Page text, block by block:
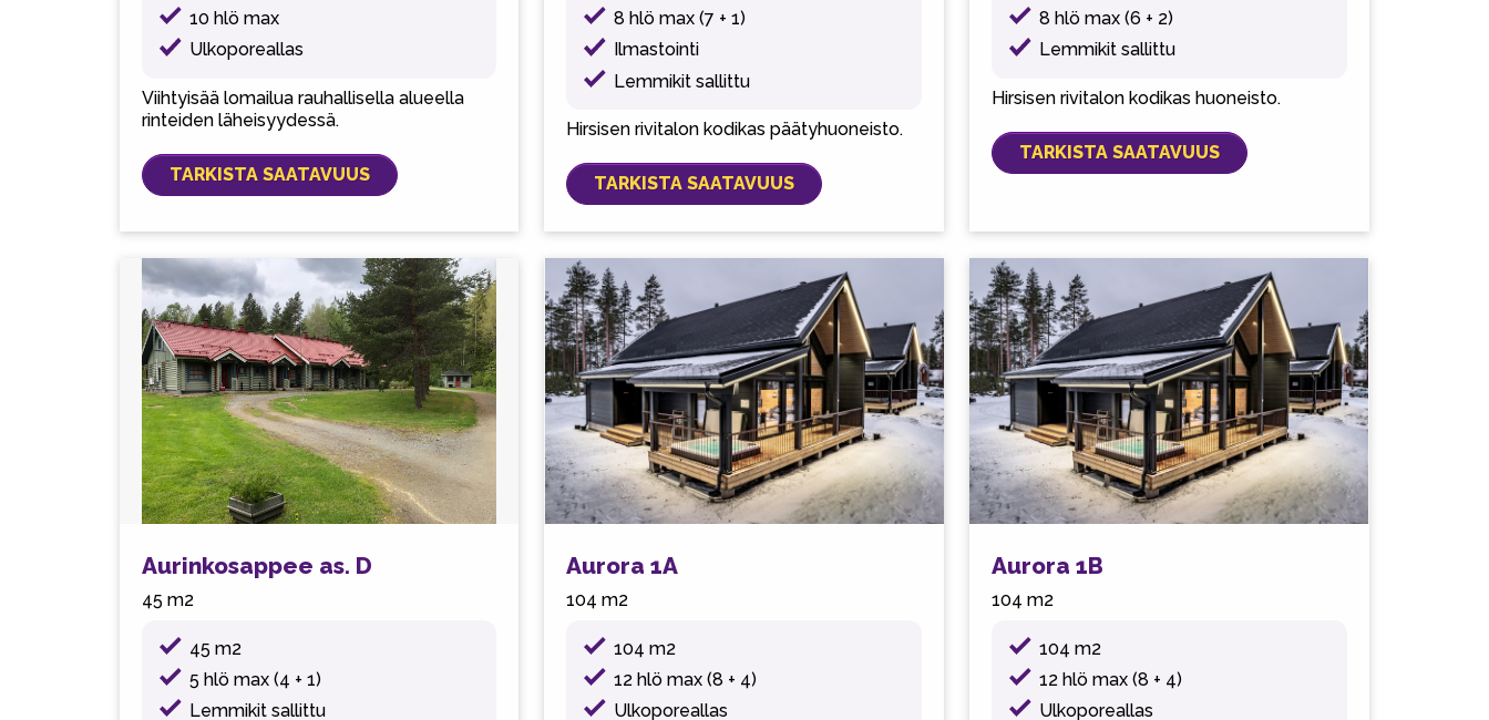
10 hlö max
Ulkoporeallas
Viihtyisää lomailua rauhallisella alueella
rinteiden läheisyydessä.
TARKISTA SAATAVUUS
8 hlö max (7 + 1)
Ilmastointi
Lemmikit sallittu
Hirsisen rivitalon kodikas päätyhuoneisto.
TARKISTA SAATAVUUS
8 hlö max (6 + 2)
Lemmikit sallittu
Hirsisen rivitalon kodikas huoneisto.
TARKISTA SAATAVUUS
Aurinkosappee as. D
45 m2
45 m2
5 hlö max (4 + 1)
Lemmikit sallittu
Aurora 1A
104 m2
104 m2
12 hlö max (8 + 4)
Ulkoporeallas
Aurora 1B
104 m2
104 m2
12 hlö max (8 + 4)
Ulkoporeallas